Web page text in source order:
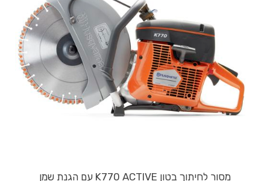
מסור לחיתוך בטון K770 ACTIVE עם הגנת שמן